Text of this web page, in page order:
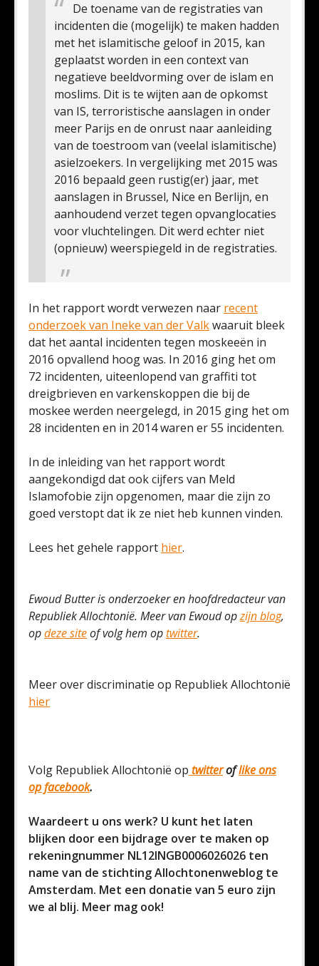
De toename van de registraties van
incidenten die (mogelijk) te maken hadden
met het islamitische geloof in 2015, kan
geplaatst worden in een context van
negatieve beeldvorming over de islam en
moslims. Dit is te wijten aan de opkomst
van IS, terroristische aanslagen in onder
meer Parijs en de onrust naar aanleiding
van de toestroom van (veelal islamitische)
asielzoekers. In vergelijking met 2015 was
2016 bepaald geen rustig(er) jaar, met
aanslagen in Brussel, Nice en Berlijn, en
aanhoudend verzet tegen opvanglocaties
voor vluchtelingen. Dit werd echter niet
(opnieuw) weerspiegeld in de registraties.
In het rapport wordt verwezen naar recent
onderzoek van Ineke van der Valkwaaruit bleek
dat het aantal incidenten tegen moskeeën in
2016 opvallend hoog was. In 2016 ging het om
72 incidenten, uiteenlopend van graffiti tot
dreigbrieven en varkenskoppen die bij de
moskee werden neergelegd, in 2015 ging het om
28 incidenten en in 2014 waren er 55 incidenten.
In de inleiding van het rapport wordt
aangekondigd dat ook cijfers van Meld
Islamofobie zijn opgenomen, maar die zijn zo
goed verstopt dat ik ze niet heb kunnen vinden.
Lees het gehele rapport hier.
Ewoud Butter is onderzoeker en hoofdredacteur van
Republiek Allochtonië. Meer van Ewoud opzijn blog,
opdeze siteof volg hem optwitter.
Meer over discriminatie op Republiek Allochtonië
hier
Volg Republiek Allochtonië op twitteroflike ons
op facebook.
Waardeert u ons werk? U kunt het laten
blijken door een bijdrage over te maken op
rekeningnummer NL12INGB0006026026 ten
name van de stichting Allochtonenweblog te
Amsterdam. Met een donatie van 5 euro zijn
we al blij. Meer mag ook!